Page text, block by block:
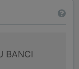
BANCI